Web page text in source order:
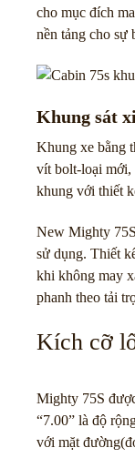
cho mục đích
nền tảng cho sự
Khung sát
Khung xe bằng
vít bolt-loại mới,
khung với thiết
New Mighty
sử dụng. Thiết
khi không may
phanh theo tải
Kích cỡ
Mighty 75S
“7.00” là độ
với mặt